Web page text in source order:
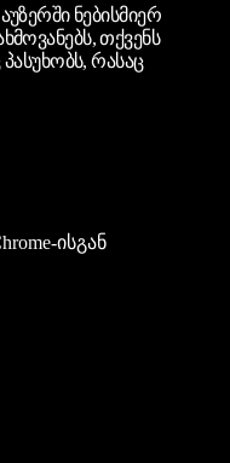
ნებისმიერ
თქვენს
პასუხობს, რასაც
ისგან